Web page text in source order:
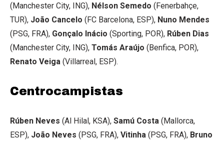
(Manchester City, ING), Nélson Semedo (Fenerbahçe,
TUR), João Cancelo (FC Barcelona, ESP), Nuno Mendes
(PSG, FRA), Gonçalo Inácio (Sporting, POR), Rúben Dias
(Manchester City, ING), Tomás Araújo (Benfica, POR),
Renato Veiga (Villarreal, ESP).
Centrocampistas
Rúben Neves (Al Hilal, KSA), Samú Costa (Mallorca,
ESP), João Neves (PSG, FRA), Vitinha (PSG, FRA), Bruno